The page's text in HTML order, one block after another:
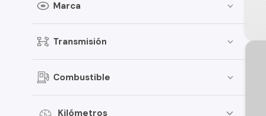
Marca
Transmisión
Combustible
Kilómetros